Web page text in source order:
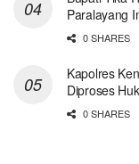
Paralayang
0 SHARES
Kapolres
Diproses
0 SHARES